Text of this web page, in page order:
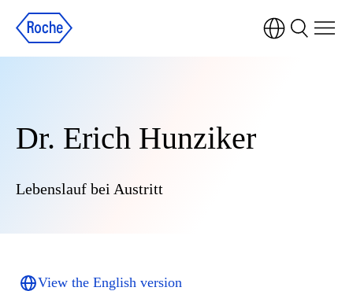
Dr. Erich Hunziker
Lebenslauf bei Austritt
View the English version